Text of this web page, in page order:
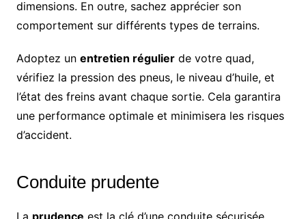
dimensions. En outre, sachez apprécier son
comportement sur différents types de terrains.
Adoptez un entretien régulierde votre quad,
vérifiez la pression des pneus, le niveau d’huile, et
l’état des freins avant chaque sortie. Cela garantira
une performance optimale et minimisera les risques
d’accident.
Conduite prudente